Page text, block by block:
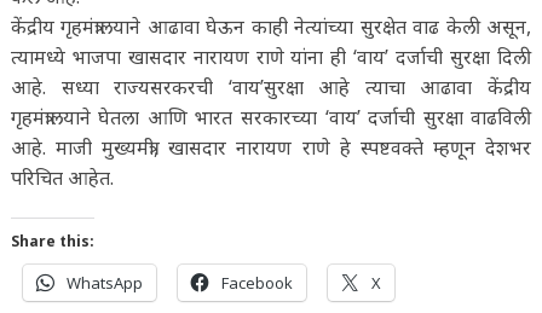
केंद्रीय गृहमंत्रालयाने आढावा घेऊन काही नेत्यांच्या सुरक्षेत वाढ केली असून,
त्यामध्ये भाजपा खासदार नारायण राणे यांना ही ‘वाय’ दर्जाची सुरक्षा दिली
आहे. सध्या राज्यसरकरची ‘वाय’सुरक्षा आहे त्याचा आढावा केंद्रीय
गृहमंत्रालयाने घेतला आणि भारत सरकारच्या ‘वाय’ दर्जाची सुरक्षा वाढविली
आहे. माजी मुख्यमंत्री, खासदार नारायण राणे हे स्पष्टवक्ते म्हणून देशभर
परिचित आहेत.
Share this:
WhatsApp Facebook X